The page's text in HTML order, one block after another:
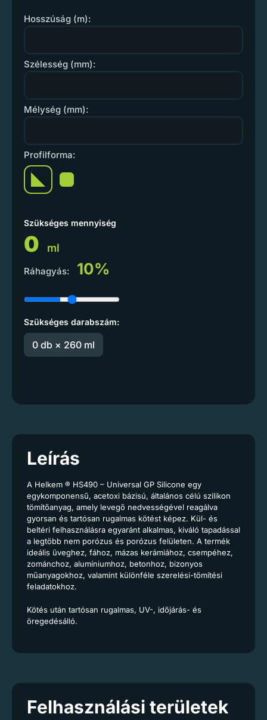
Hosszúság (m):
Szélesség (mm):
Mélység (mm):
Profilforma:
Szükséges mennyiség
0 ml
Ráhagyás: 10%
Szükséges darabszám:
0 db × 260 ml
Leírás
A Helkem ® HS490 – Universal GP Silicone egy
egykomponensű, acetoxi bázisú, általános célú szilikon
tömítőanyag, amely levegő nedvességével reagálva
gyorsan és tartósan rugalmas kötést képez. Kül- és
beltéri felhasználásra egyaránt alkalmas, kiváló tapadással
a legtöbb nem porózus és porózus felületen. A termék
ideális üveghez, fához, mázas kerámiához, csempéhez,
zománchoz, alumíniumhoz, betonhoz, bizonyos
műanyagokhoz, valamint különféle szerelési-tömítési
feladatokhoz.
Kötés után tartósan rugalmas, UV-, időjárás- és
öregedésálló.
Felhasználási területek